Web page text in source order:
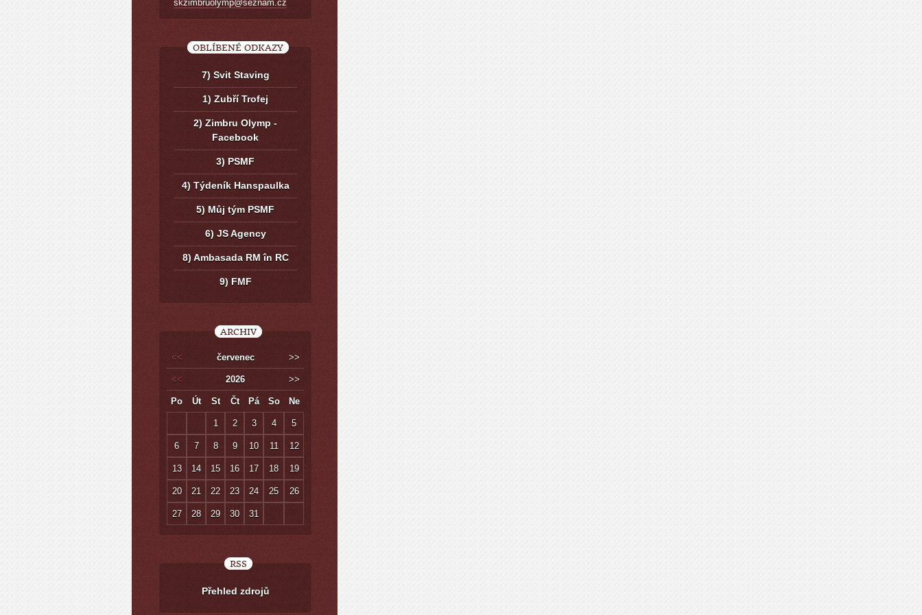
skzimbruolymp@seznam.cz
OBLÍBENÉ ODKAZY
7) Svit Staving
1) Zubří Trofej
2) Zimbru Olymp -
Facebook
3) PSMF
4) Týdeník Hanspaulka
5) Můj tým PSMF
6) JS Agency
8) Ambasada RM în RC
9) FMF
ARCHIV
<< červenec >>
<< 2026 >>
Po Út St Čt Pá So Ne
1 2 3 4 5
6 7 8 9 10 11 12
13 14 15 16 17 18 19
20 21 22 23 24 25 26
27 28 29 30 31
RSS
Přehled zdrojů